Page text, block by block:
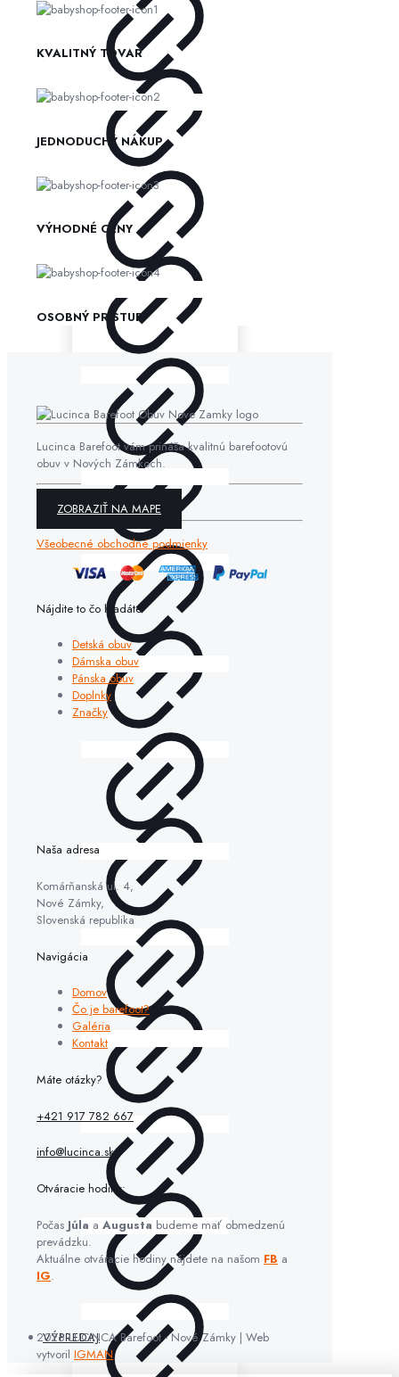
VÝPREDAJ
KVALITNÝ TOVAR
JEDNODUCHÝ NÁKUP
VÝHODNÉ CENY
OSOBNÝ PRÍSTUP
Lucinca Barefoot vám prináša kvalitnú barefootovú
obuv v Nových Zámkoch.
ZOBRAZIŤ NA MAPE
Všeobecné obchodné podmienky
Nájdite to čo hľadáte
Detská obuv
Dámska obuv
Pánska obuv
Doplnky
Značky
Naša adresa
Komárňanská ul. 4,
Nové Zámky,
Slovenská republika
Navigácia
Domov
Čo je barefoot?
Galéria
Kontakt
Máte otázky?
+421 917 782 667
info@lucinca.sk
Otváracie hodiny:
Počas Júla a Augusta budeme mať obmedzenú
prevádzku.
Aktuálne otváracie hodiny nájdete na našom FB a
IG.
2026 LUCINCA Barefoot - Nové Zámky | Web
vytvoril IGMAN.